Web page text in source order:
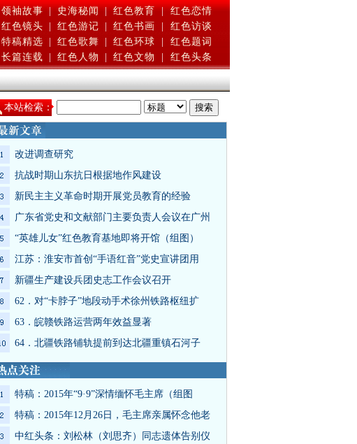
领袖故事 | 史海秘闻 | 红色教育 |
红色恋情
红色镜头 红色游记 红色书画
红色访谈
特稿精选 红色歌舞 红色环球
红色题词
长篇连载 红色人物 红色文物 红色头条
本站检索：
改进调查研究
抗战时期山东抗日根据地作风建设
新民主主义革命时期开展党员教育的经验
广东省党史和文献部门主要负责人会议在广州
“英雄儿女”红色教育基地即将开馆（组图）
江苏：淮安市首创“手语红音”党史宣讲团用
新疆生产建设兵团史志工作会议召开
62．对“卡脖子”地段动手术徐州铁路枢纽扩
63．皖赣铁路运营两年效益显著
64．北疆铁路铺轨提前到达北疆重镇石河子
特稿：2015年“9·9”深情缅怀毛主席（组图
特稿：2015年12月26日，毛主席亲属怀念他老
中红头条：刘松林（刘思齐）同志遗体告别仪